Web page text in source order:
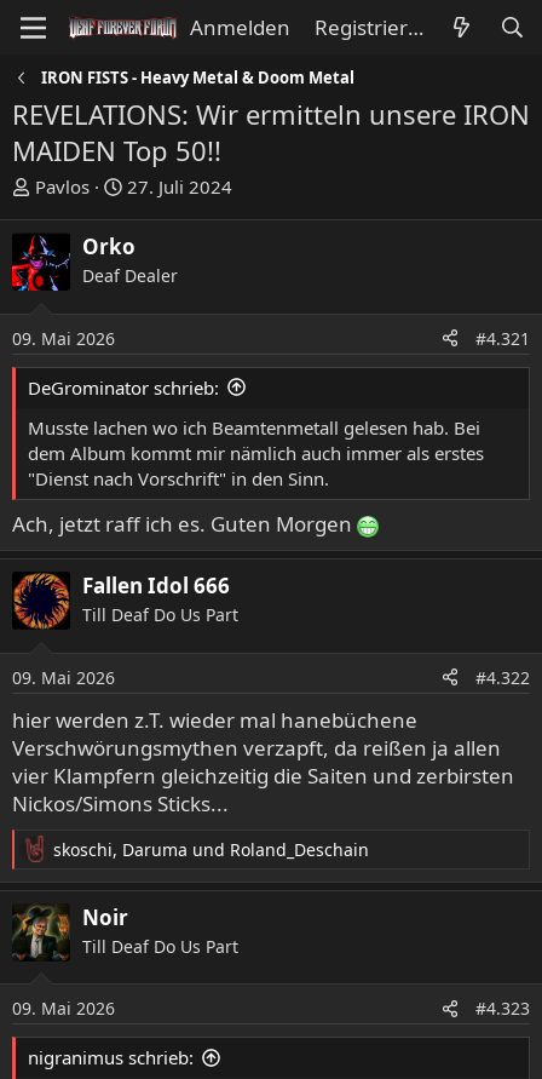
Anmelden Registrieren
IRON FISTS - Heavy Metal & Doom Metal
REVELATIONS: Wir ermitteln unsere IRON
MAIDEN Top 50!!
E
s
t
e
l
e
r
Pavlos
E
s
t
e
l
t
a
27. Juli 2024
Orko
Deaf Dealer
09. Mai 2026 #4.321
DeGrominator schrieb:
Musste lachen wo ich Beamtenmetall gelesen hab. Bei
dem Album kommt mir nämlich auch immer als erstes
"Dienst nach Vorschrift" in den Sinn.
Ach, jetzt raff ich es. Guten Morgen
Fallen Idol 666
Till Deaf Do Us Part
09. Mai 2026 #4.322
hier werden z.T. wieder mal hanebüchene
Verschwörungsmythen verzapft, da reißen ja allen
vier Klampfern gleichzeitig die Saiten und zerbirsten
Nickos/Simons Sticks...
R
e
a
k
t
n
e
n
skoschi, Daruma und Roland_Deschain
Noir
Till Deaf Do Us Part
09. Mai 2026 #4.323
nigranimus schrieb: